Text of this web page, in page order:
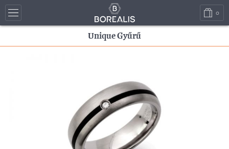
0
Unique Gyűrű